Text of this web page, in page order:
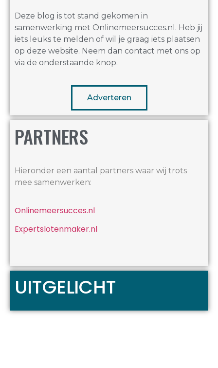
Deze blog is tot stand gekomen in
samenwerking met Onlinemeersucces.nl. Heb jij
iets leuks te melden of wil je graag iets plaatsen
op deze website. Neem dan contact met ons op
via de onderstaande knop.
Adverteren
PARTNERS
Hieronder een aantal partners waar wij trots
mee samenwerken:
Onlinemeersucces.nl
Expertslotenmaker.nl
UITGELICHT